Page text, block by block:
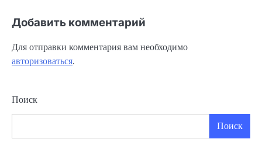
Добавить комментарий
Для отправки комментария вам необходимо
авторизоваться.
Поиск
Поиск